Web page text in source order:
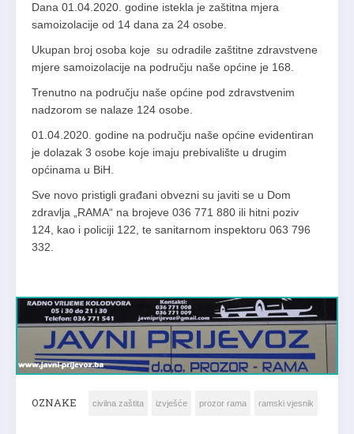
Dana 01.04.2020. godine istekla je zaštitna mjera
samoizolacije od 14 dana za 24 osobe.
Ukupan broj osoba koje su odradile zaštitne zdravstvene
mjere samoizolacije na području naše općine je 168.
Trenutno na području naše općine pod zdravstvenim
nadzorom se nalaze 124 osobe.
01.04.2020. godine na području naše općine evidentiran
je dolazak 3 osobe koje imaju prebivalište u drugim
općinama u BiH.
Sve novo pristigli građani obvezni su javiti se u Dom
zdravlja „RAMA“ na brojeve 036 771 880 ili hitni poziv
124, kao i policiji 122, te sanitarnom inspektoru 063 796
332.
OZNAKE civilna zaštita izvješće prozor rama ramski vjesnik